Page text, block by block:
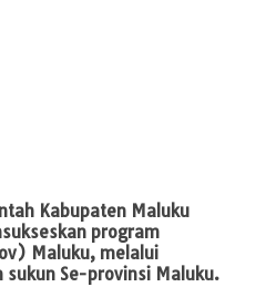
Kabupaten Maluku
program
Maluku, melalui
sukun Se-provinsi Maluku.